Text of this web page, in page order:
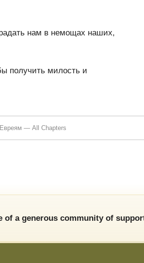
нам в немощах наших,
получить милость и
— All Chapters
of a generous community of